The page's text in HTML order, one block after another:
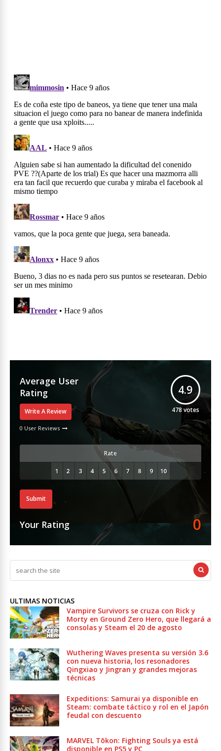
Average User
Rating
Write A Review
0 User Reviews
4.9
478 votes
Rate
Submit
Your Rating 0
ULTIMAS NOTICIAS
Vampire Survivors se cruza con Rick y
Morty en Ground Zero Hero, que llegará a
consolas y Steam el 20 de agosto
Wuthering Waves presenta su versión 3.6
con nueva historia, los resonadores
Qingxiao y Jingran y grandes mejoras
técnicas
Expeditions: Samurai ya disponible en
Steam: combate táctico y rol en el Japón
feudal con descuento
MARVEL Tōkon: Fighting Souls ya está
disponible en PS5 y PC